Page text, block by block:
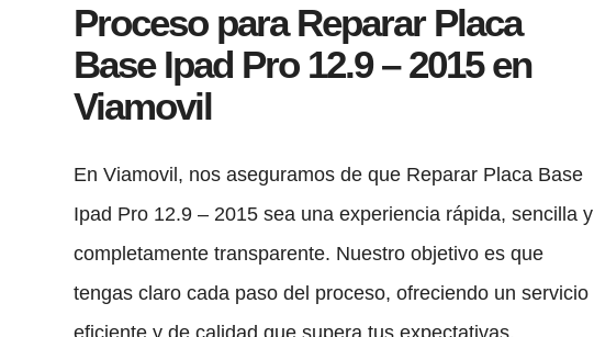
Proceso para Reparar Placa
Base Ipad Pro 12.9 – 2015 en
Viamovil
En Viamovil, nos aseguramos de que Reparar Placa Base
Ipad Pro 12.9 – 2015 sea una experiencia rápida, sencilla y
completamente transparente. Nuestro objetivo es que
tengas claro cada paso del proceso, ofreciendo un servicio
eficiente y de calidad que supera tus expectativas.